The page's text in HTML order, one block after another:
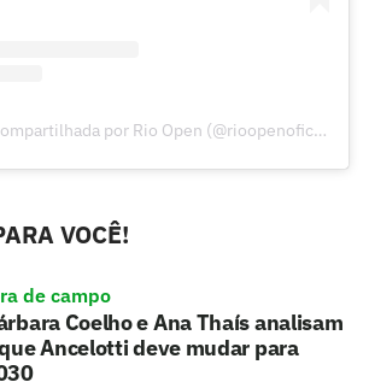
Uma publicação compartilhada por Rio Open (@rioopenoficial)
VOCÊ!
de campo
Coelho e Ana Thaís analisam
Ancelotti deve mudar para